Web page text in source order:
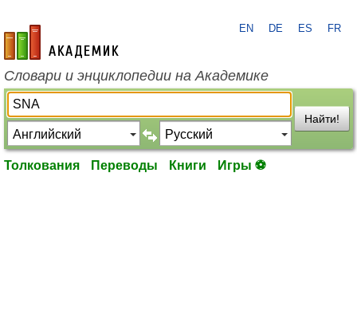
academic.ru
EN DE ES FR
Словари и энциклопедии на Академике
Найти!
Толкования Переводы Книги Игры ⚽